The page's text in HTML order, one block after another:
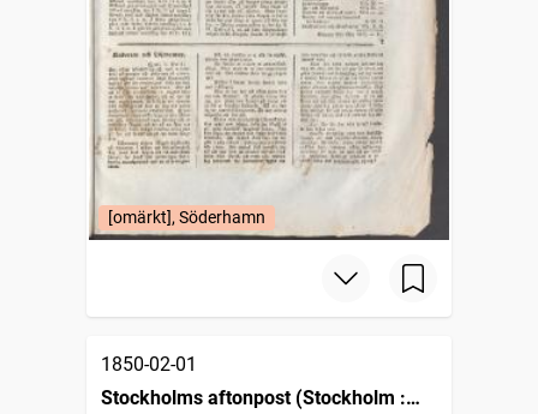
[omärkt], Söderhamn
1850-02-01
Stockholms aftonpost (Stockholm :